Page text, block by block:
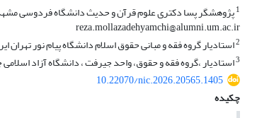
1
reza.mollazadehyamchi@alumni.um.ac.ir
2استادیار گروه فقه و مبانی حقوق اسلام دانشگاه پیام نور تهران
3استادیار ،گروه فقه و حقوق، واحد جیرفت ، دانشگاه آزاد
10.22070/nic.2026.20565.1405
چکیده